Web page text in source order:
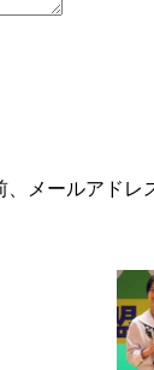
メールアドレ